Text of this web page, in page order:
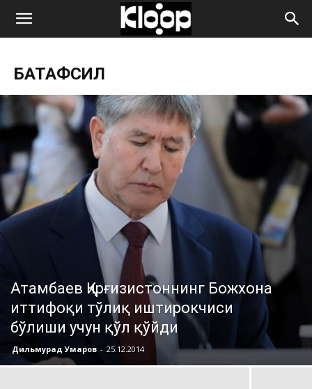
ҚИРҒИЗИСТОН
ЯНГИЛИКЛАРИ
БАТАФСИЛ
Атамбаев Қирғизистоннинг Божхона
иттифоқи тўлиқ иштирокчиси
бўлиши учун қўл қўйди
Дильмурад Умаров - 25.12.2014